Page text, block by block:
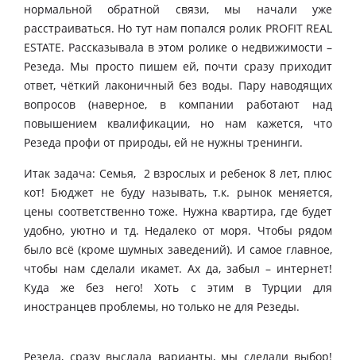
нормальной обратной связи, мы начали уже
расстраиваться. Но тут нам попался ролик PROFIT REAL
ESTATE. Рассказывала в этом ролике о недвижимости –
Резеда. Мы просто пишем ей, почти сразу приходит
ответ, чёткий лаконичный без воды. Пару наводящих
вопросов (наверное, в компании работают над
повышением квалификации, но нам кажется, что
Резеда профи от природы, ей не нужны тренинги.
Итак задача: Семья, 2 взрослых и ребенок 8 лет, плюс
кот! Бюджет не буду называть, т.к. рынок меняется,
цены соответственно тоже. Нужна квартира, где будет
удобно, уютно и тд. Недалеко от моря. Чтобы рядом
было всё (кроме шумных заведений). И самое главное,
чтобы нам сделали икамет. Ах да, забыл – интернет!
Куда же без него! Хоть с этим в Турции для
иностранцев проблемы, но только не для Резеды.
Резеда, сразу выслала варианты, мы сделали выбор!